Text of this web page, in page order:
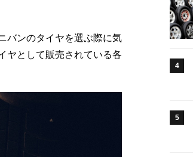
バンのタイヤを選ぶ際に気
ヤとして販売されている各
4
5